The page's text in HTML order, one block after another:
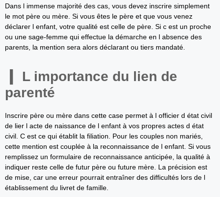
Dans l immense majorité des cas, vous devez inscrire simplement
le mot père ou mère. Si vous êtes le père et que vous venez
déclarer l enfant, votre qualité est celle de père. Si c est un proche
ou une sage-femme qui effectue la démarche en l absence des
parents, la mention sera alors déclarant ou tiers mandaté.
L importance du lien de
parenté
Inscrire père ou mère dans cette case permet à l officier d état civil
de lier l acte de naissance de l enfant à vos propres actes d état
civil. C est ce qui établit la filiation. Pour les couples non mariés,
cette mention est couplée à la reconnaissance de l enfant. Si vous
remplissez un formulaire de reconnaissance anticipée, la qualité à
indiquer reste celle de futur père ou future mère. La précision est
de mise, car une erreur pourrait entraîner des difficultés lors de l
établissement du livret de famille.